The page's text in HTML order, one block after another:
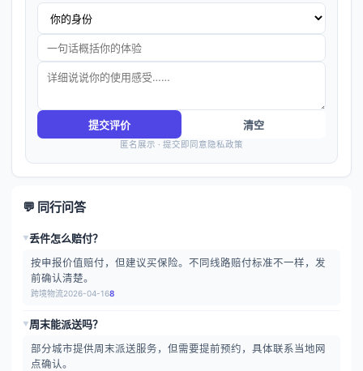
提交评价 清空
匿名展示 · 提交即同意隐私政策
💬 同行问答
▶丢件怎么赔付？
按申报价值赔付，但建议买保险。不同线路赔付标准不一样，发
前确认清楚。
跨境物流2026-04-168
▶ 周末能派送吗？
部分城市提供周末派送服务，但需要提前预约，具体联系当地网
点确认。